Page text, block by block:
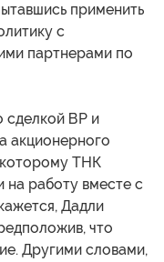
применить
с
партнерами по
сделкой ВР и
акционерного
ТНК
на работу вместе с
Дадли
что
Другими словами,